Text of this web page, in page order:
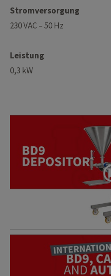
Stromversorgung
230 VAC – 50 Hz
Leistung
0,3 kW